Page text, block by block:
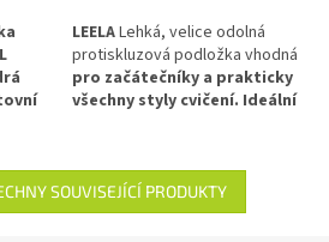
–
LEELALehká, velice odolná
protiskluzová podložka vhodná
pro začátečníky a prakticky
všechny styly cvičení. Ideální
SOUVISEJÍCÍ PRODUKTY